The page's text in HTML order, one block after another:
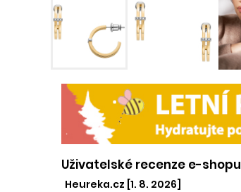
Uživatelské recenze e-shopu
Heureka.cz [1. 8. 2026]